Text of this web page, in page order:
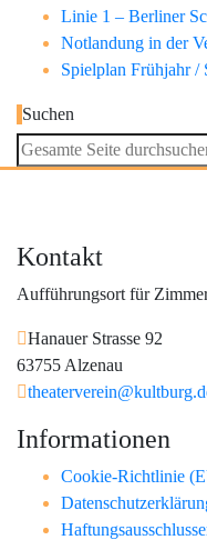
Linie 1 – Berliner
Notlandung in der
Spielplan Frühjahr /
Suchen
Kontakt
Aufführungsort für
Hanauer Strasse 92
63755 Alzenau
Informationen
Cookie-Richtlinie